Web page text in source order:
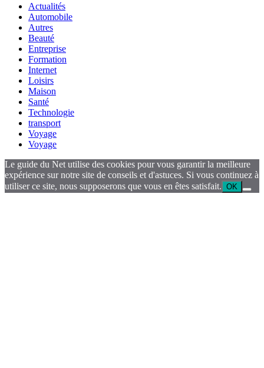
Actualités
Automobile
Autres
Beauté
Entreprise
Formation
Internet
Loisirs
Maison
Santé
Technologie
transport
Voyage
Voyage
Le guide du Net utilise des cookies pour vous garantir la meilleure
expérience sur notre site de conseils et d'astuces. Si vous continuez à
utiliser ce site, nous supposerons que vous en êtes satisfait. OK